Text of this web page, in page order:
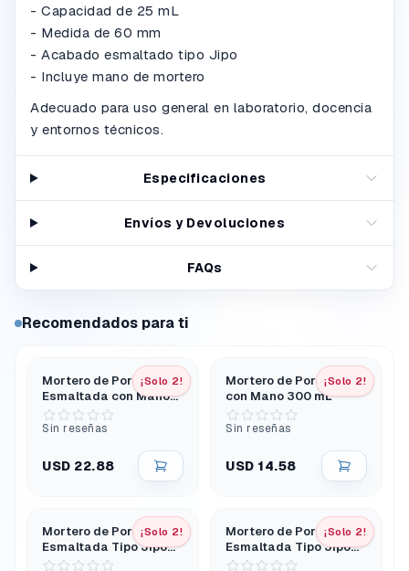
- Capacidad de 25 mL
- Medida de 60 mm
- Acabado esmaltado tipo Jipo
- Incluye mano de mortero
Adecuado para uso general en laboratorio, docencia
y entornos técnicos.
Especificaciones
Envíos y Devoluciones
FAQs
Recomendados para ti
¡Solo 2!
Mortero de Porcelana
Esmaltada con Mano
300 mL
Sin reseñas
USD 22.88
¡Solo 2!
Mortero de Porcelana
con Mano 300 mL
Sin reseñas
USD 14.58
¡Solo 2!
Mortero de Porcelana
Esmaltada Tipo Jipo
con Mano 75 mL
¡Solo 2!
Mortero de Porcelana
Esmaltada Tipo Jipo
con Mano 110 mL